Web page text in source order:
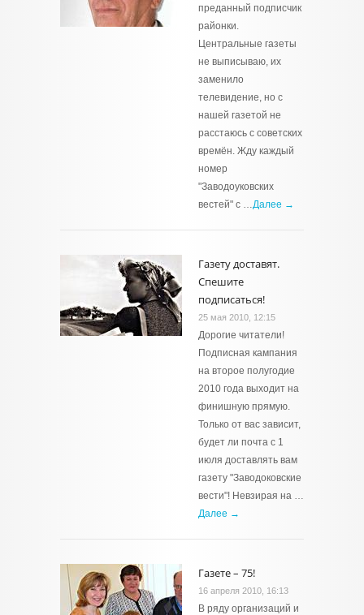
преданный подписчик
районки.
Центральные газеты
не выписываю, их
заменило
телевидение, но с
нашей газетой не
расстаюсь с советских
времён. Жду каждый
номер
"Заводоуковских
вестей" с …Далее →
Газету доставят.
Спешите
подписаться!
25 мая 2010, 12:15
Дорогие читатели!
Подписная кампания
на второе полугодие
2010 года выходит на
финишную прямую.
Только от вас зависит,
будет ли почта с 1
июля доставлять вам
газету "Заводоковские
вести"! Невзирая на …
Далее →
Газете – 75!
16 апреля 2010, 16:13
В ряду организаций и